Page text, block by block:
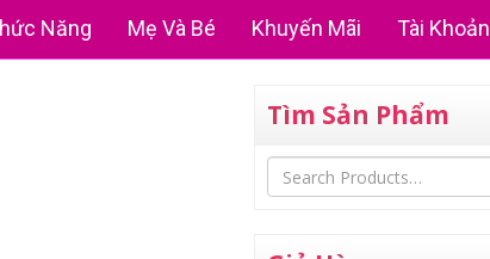
Năng Mẹ Và Bé Khuyến Mãi Tài Khoản
Tìm Sản Phẩm